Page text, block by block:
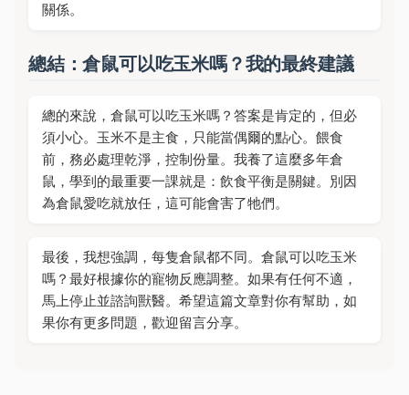
關係。
總結：倉鼠可以吃玉米嗎？我的最終建議
總的來說，倉鼠可以吃玉米嗎？答案是肯定的，但必
須小心。玉米不是主食，只能當偶爾的點心。餵食
前，務必處理乾淨，控制份量。我養了這麼多年倉
鼠，學到的最重要一課就是：飲食平衡是關鍵。別因
為倉鼠愛吃就放任，這可能會害了牠們。
最後，我想強調，每隻倉鼠都不同。倉鼠可以吃玉米
嗎？最好根據你的寵物反應調整。如果有任何不適，
馬上停止並諮詢獸醫。希望這篇文章對你有幫助，如
果你有更多問題，歡迎留言分享。